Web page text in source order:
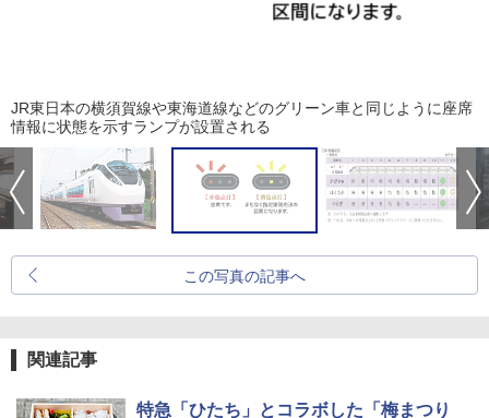
JR東日本の横須賀線や東海道線などのグリーン車と同じように座席
情報に状態を示すランプが設置される
この写真の記事へ
関連記事
特急「ひたち」とコラボした「梅まつり